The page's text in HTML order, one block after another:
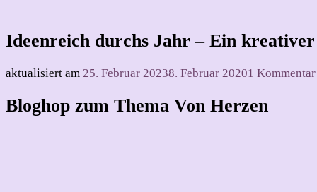
Ideenreich durchs Jahr – Ein
aktualisiert am 25. Februar 20238. Februar 20201 Kommentar
Bloghop zum Thema Von Herzen